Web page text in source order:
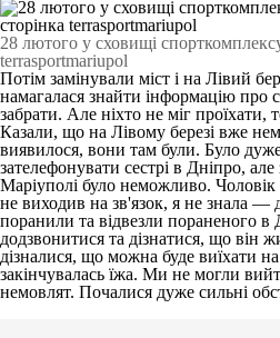
28 лютого у сховищі
terrasportmariupol
Потім замінували міст і на Лівий
намагалася знайти інформацію про
забрати. Але ніхто не міг проїхати,
Казали, що на Лівому березі вже
виявилося, вони там були. Було
зателефонувати сестрі в Дніпро,
Маріуполі було неможливо.
не виходив на зв'язок, я не знала —
поранили та відвезли пораненого в
додзвонитися та дізнатися, що він
дізналися, що можна буде виїхати
закінчувалась їжа. Ми не могли
немовлят. Почалися дуже сильні